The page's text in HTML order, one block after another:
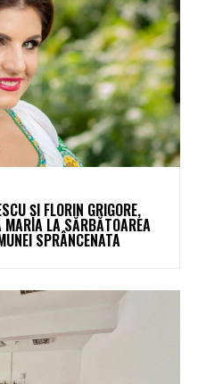
ȘI FLORIN GRIGORE,
MARIA LA SĂRBĂTOAREA
SPRÂNCENATA